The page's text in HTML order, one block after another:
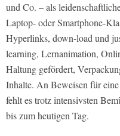
und Co. – als
Laptop- oder Smartphone-
Hyperlinks, down-load und
learning, Lernanimation,
Haltung gefördert,
Inhalte. An Beweisen für
fehlt es trotz intensivsten
bis zum heutigen Tag.